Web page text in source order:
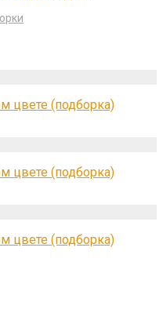
цвете (подборка)
цвете (подборка)
цвете (подборка)